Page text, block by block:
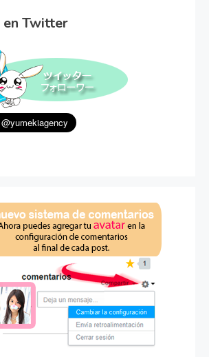
en Twitter